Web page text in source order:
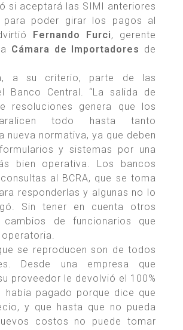
si aceptará las SIMI anteriores
para poder girar los pagos al
Fernando Furci, gerente
Cámara de Importadores de
a su criterio, parte de las
Banco Central. “La salida de
resoluciones genera que los
todo hasta tanto
nueva normativa, ya que deben
y sistemas por una
bien operativa. Los bancos
al BCRA, que se toma
responderlas y algunas no lo
Sin tener en cuenta otros
cambios de funcionarios que
se reproducen son de todos
Desde una empresa que
proveedor le devolvió el 100%
había pagado porque dice que
y que hasta que no pueda
costos no puede tomar